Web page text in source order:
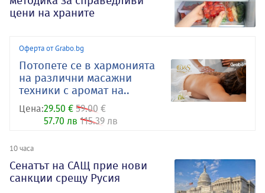
цени на храните
Оферта от Grabo.bg
Потопете се в хармонията
на различни масажни
техники с аромат на..
Цена:29.50 € 59.00 €
57.70 лв 115.39 лв
10 часа
Сенатът на САЩ прие нови
санкции срещу Русия